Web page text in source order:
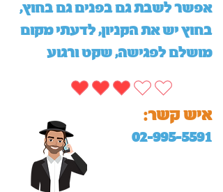
אפשר לשבת גם בפנים גם בחוץ,
בחוץ יש את הקניון, לדעתי מקום
מושלם לפגישה, שקט ורגוע
02-995-5591
:איש קשר